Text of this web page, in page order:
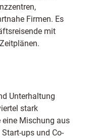
Firmen. Es
mit
Unterhaltung
stark
Mischung aus
ups und Co-